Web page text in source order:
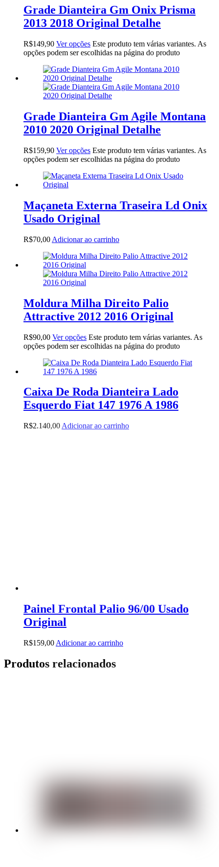
Grade Dianteira Gm Onix Prisma
2013 2018 Original Detalhe
R$149,90 Ver opções Este produto tem várias variantes. As
opções podem ser escolhidas na página do produto
Grade Dianteira Gm Agile Montana
2010 2020 Original Detalhe
R$159,90 Ver opções Este produto tem várias variantes. As
opções podem ser escolhidas na página do produto
Maçaneta Externa Traseira Ld Onix
Usado Original
R$70,00 Adicionar ao carrinho
Moldura Milha Direito Palio
Attractive 2012 2016 Original
R$90,00 Ver opções Este produto tem várias variantes. As
opções podem ser escolhidas na página do produto
Caixa De Roda Dianteira Lado
Esquerdo Fiat 147 1976 A 1986
R$2.140,00 Adicionar ao carrinho
Painel Frontal Palio 96/00 Usado
Original
R$159,00 Adicionar ao carrinho
Produtos relacionados